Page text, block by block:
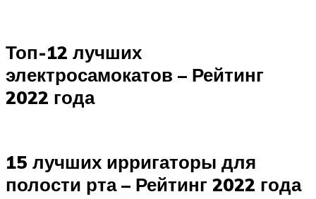
Топ-12 лучших
электросамокатов – Рейтинг
2022 года
15 лучших ирригаторы для
полости рта – Рейтинг 2022 года